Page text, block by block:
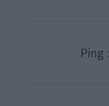
Ping :